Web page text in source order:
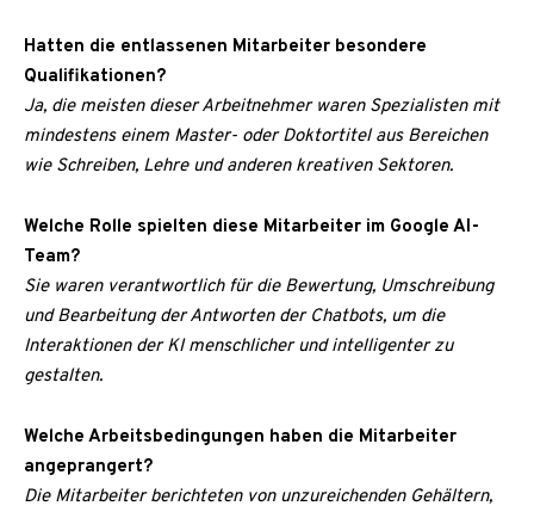
Hatten die entlassenen Mitarbeiter besondere
Qualifikationen?
Ja, die meisten dieser Arbeitnehmer waren Spezialisten mit
mindestens einem Master- oder Doktortitel aus Bereichen
wie Schreiben, Lehre und anderen kreativen Sektoren.
Welche Rolle spielten diese Mitarbeiter im Google AI-
Team?
Sie waren verantwortlich für die Bewertung, Umschreibung
und Bearbeitung der Antworten der Chatbots, um die
Interaktionen der KI menschlicher und intelligenter zu
gestalten.
Welche Arbeitsbedingungen haben die Mitarbeiter
angeprangert?
Die Mitarbeiter berichteten von unzureichenden Gehältern,